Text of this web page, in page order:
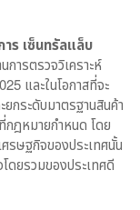
าร เซ็นทรัลแล็บ
การตรวจวิเคราะห์
และในโอกาสที่จะ
กระดับมาตรฐานสินค้า
กฎหมายกำหนด โดย
รษฐกิจของประเทศนั้น
ดยรวมของประเทศดี